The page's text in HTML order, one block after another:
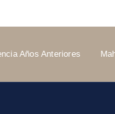
Años Anteriores